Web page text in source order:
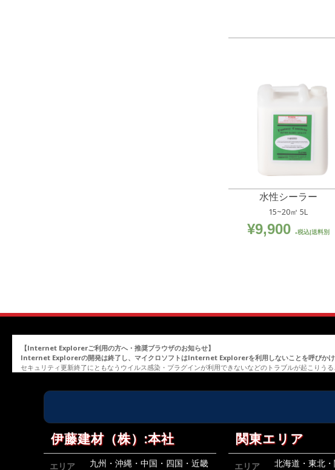
水性シーラー
15~20㎡ 5L
¥9,900 税込|送料別
【Internet Explorerご利用の方へ・推奨ブラウザのお知らせ】
Internet Explorerの開発は終了し、マイクロソフトはInternet Explorerを利用しないことを呼びかけ
セキュリティ更新終了にともなうウイルス感染・プラグインが利用できないなどのトラブルが起こりう
伊藤建材（株）:本社
エリア 九州・沖縄・中国・四国・近畿
関東エリア
エリア 北海道・東北